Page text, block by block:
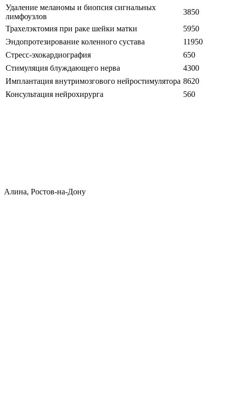
Удаление меланомы и биопсия сигнальных
лимфоузлов
3850
Трахелэктомия при раке шейки матки
5950
Эндопротезирование коленного сустава
11950
Стресс-эхокардиография
650
Стимуляция блуждающего нерва
4300
Имплантация внутримозгового нейростимулятора 8620
Консультация нейрохирурга
560
Алина, Ростов-на-Дону